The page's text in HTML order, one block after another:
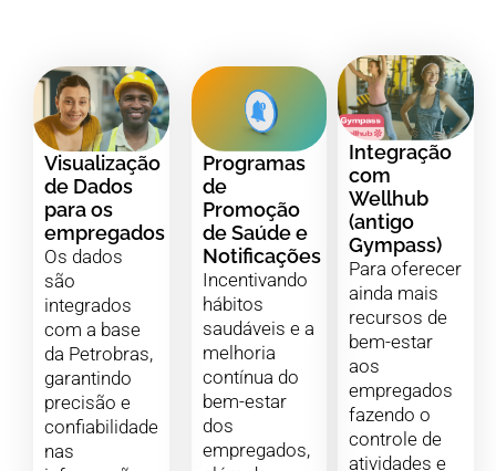
Visualização
de Dados
para os
empregados
Os dados
são
integrados
com a base
da Petrobras,
garantindo
precisão e
confiabilidade
nas
Programas
de
Promoção
de Saúde e
Notificações
Incentivando
hábitos
saudáveis e a
melhoria
contínua do
bem-estar
dos
empregados,
Integração
com
Wellhub
(antigo
Gympass)
Para oferecer
ainda mais
recursos de
bem-estar
aos
empregados
fazendo o
controle de
atividades e